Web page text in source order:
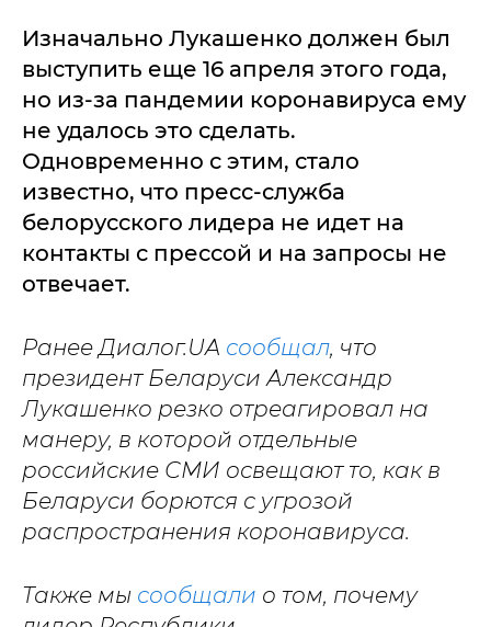
Изначально Лукашенко должен был
выступить еще 16 апреля этого года,
но из-за пандемии коронавируса ему
не удалось это сделать.
Одновременно с этим, стало
известно, что пресс-служба
белорусского лидера не идет на
контакты с прессой и на запросы не
отвечает.
Ранее Диалог.UA сообщал, что
президент Беларуси Александр
Лукашенко резко отреагировал на
манеру, в которой отдельные
российские СМИ освещают то, как в
Беларуси борются с угрозой
распространения коронавируса.
Также мы сообщали о том, почему